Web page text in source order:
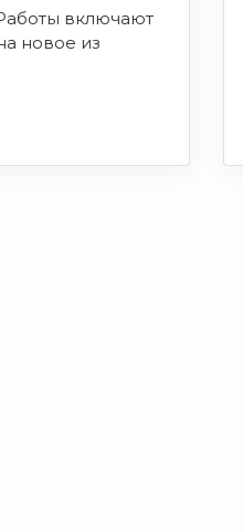
включают
новое из